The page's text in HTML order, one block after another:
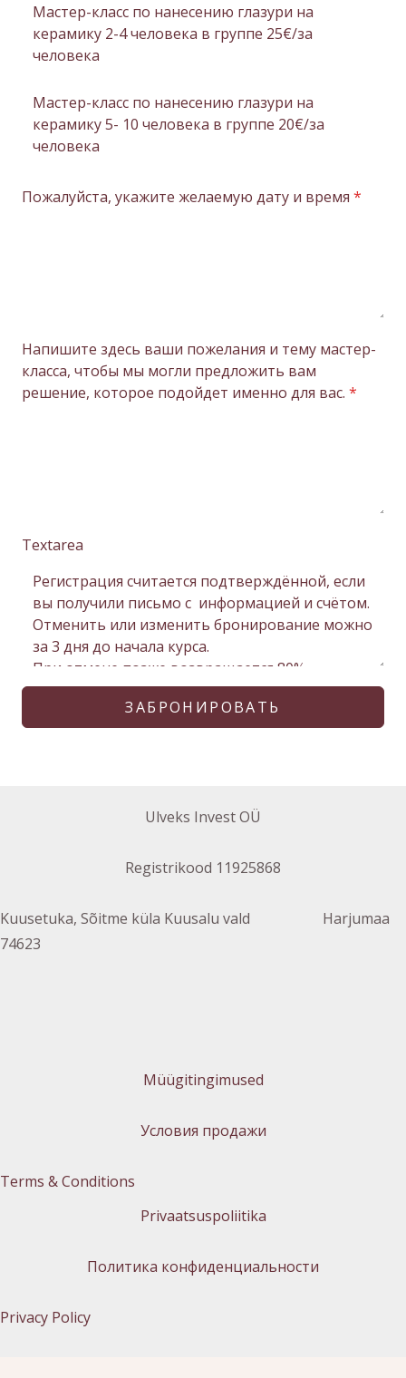
Мастер-класс по нанесению глазури на
керамику 2-4 человека в группе 25€/за
человека
Мастер-класс по нанесению глазури на
керамику 5- 10 человека в группе 20€/за
человека
Пожалуйста, укажите желаемую дату и время *
Напишите здесь ваши пожелания и тему мастер-
класса, чтобы мы могли предложить вам
решение, которое подойдет именно для вас. *
Textarea
ЗАБРОНИРОВАТЬ
Ulveks Invest OÜ
Registrikood 11925868
Kuusetuka, Sõitme küla Kuusalu vald Harjumaa
74623
Müügitingimused
Условия продажи
Terms & Conditions
Privaatsuspoliitika
Политика конфиденциальности
Privacy Policy